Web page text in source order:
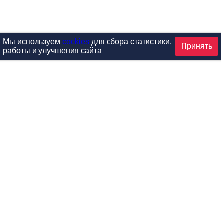
Мы используем cookiesдля сбора статистики,
работы и улучшения сайта
Принять